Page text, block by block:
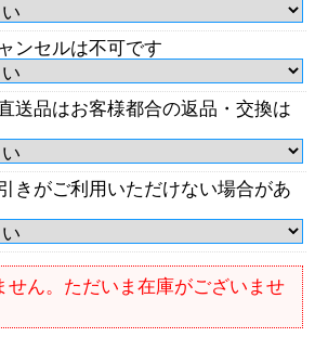
ンセルは不可です
送品はお客様都合の返品・交換は
きがご利用いただけない場合があ
せん。ただいま在庫がございませ